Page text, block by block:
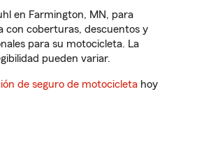
en Farmington, MN, para
con coberturas, descuentos y
para su motocicleta. La
pueden variar.
de seguro de motocicleta hoy